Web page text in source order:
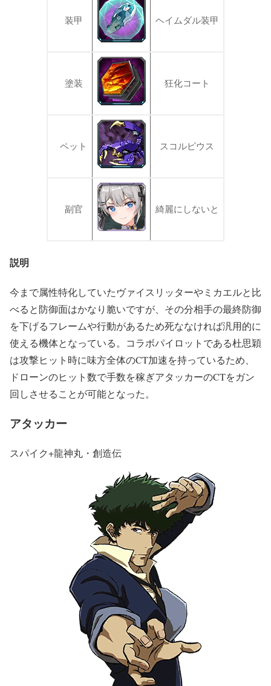
装甲 ヘイムダル装甲
塗装 狂化コート
ペット スコルピウス
副官 綺麗にしないと
説明
今まで属性特化していたヴァイスリッターやミカエルと比
べると防御面はかなり脆いですが、その分相手の最終防御
を下げるフレームや行動があるため死ななければ汎用的に
使える機体となっている。コラボパイロットである杜思穎
は攻撃ヒット時に味方全体のCT加速を持っているため、
ドローンのヒット数で手数を稼ぎアタッカーのCTをガン
回しさせることが可能となった。
アタッカー
スパイク+龍神丸・創造伝